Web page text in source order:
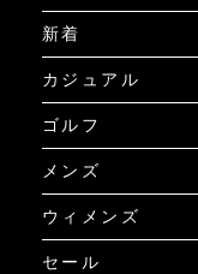
新着
カジュアル
ゴルフ
メンズ
ウィメンズ
セール